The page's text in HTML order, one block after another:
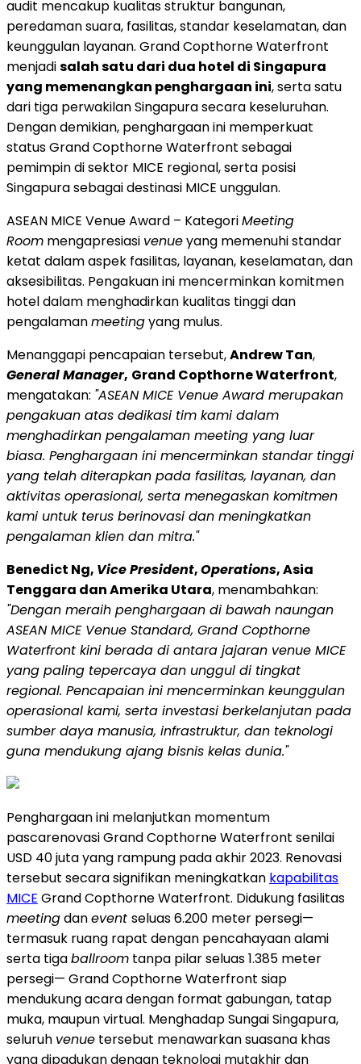
audit mencakup kualitas struktur bangunan,
peredaman suara, fasilitas, standar keselamatan, dan
keunggulan layanan. Grand Copthorne Waterfront
menjadisalah satu dari dua hotel di Singapura
yang memenangkan penghargaan ini, serta satu
dari tiga perwakilan Singapura secara keseluruhan.
Dengan demikian, penghargaan ini memperkuat
status Grand Copthorne Waterfront sebagai
pemimpin di sektor MICE regional, serta posisi
Singapura sebagai destinasi MICE unggulan.
ASEAN MICE Venue Award – KategoriMeeting
Room mengapresiasi venueyang memenuhi standar
ketat dalam aspek fasilitas, layanan, keselamatan, dan
aksesibilitas. Pengakuan ini mencerminkan komitmen
hotel dalam menghadirkan kualitas tinggi dan
pengalamanmeetingyang mulus.
Menanggapi pencapaian tersebut,Andrew Tan,
General Manager, Grand Copthorne Waterfront,
mengatakan: "ASEAN MICE Venue Award merupakan
pengakuan atas dedikasi tim kami dalam
menghadirkan pengalaman meeting yang luar
biasa. Penghargaan ini mencerminkan standar tinggi
yang telah diterapkan pada fasilitas, layanan, dan
aktivitas operasional, serta menegaskan komitmen
kami untuk terus berinovasi dan meningkatkan
pengalaman klien dan mitra."
Benedict Ng, Vice President,Operations, Asia
Tenggara dan Amerika Utara, menambahkan:
"Dengan meraih penghargaan di bawah naungan
ASEAN MICE Venue Standard, Grand Copthorne
Waterfront kini berada di antara jajaran venue MICE
yang paling tepercaya dan unggul di tingkat
regional. Pencapaian ini mencerminkan keunggulan
operasional kami, serta investasi berkelanjutan pada
sumber daya manusia, infrastruktur, dan teknologi
guna mendukung ajang bisnis kelas dunia."
Penghargaan ini melanjutkan momentum
pascarenovasi Grand Copthorne Waterfront senilai
USD 40 juta yang rampung pada akhir 2023. Renovasi
tersebut secara signifikan meningkatkan kapabilitas
MICE Grand Copthorne Waterfront. Didukung fasilitas
meetingdanevent seluas 6.200 meter persegi—
termasuk ruang rapat dengan pencahayaan alami
serta tigaballroom tanpa pilar seluas 1.385 meter
persegi— Grand Copthorne Waterfront siap
mendukung acara dengan format gabungan, tatap
muka, maupun virtual. Menghadap Sungai Singapura,
seluruh venue tersebut menawarkan suasana khas
yang dipadukan dengan teknologi mutakhir dan